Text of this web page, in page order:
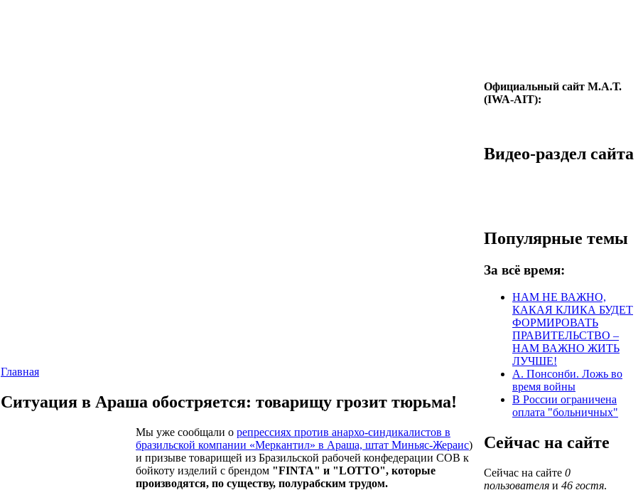
Главная
Ситуация в Араша обостряется: товарищу грозит тюрьма!
Мы уже сообщали о репрессиях против анархо-синдикалистов в
бразильской компании «Меркантил» в Араша, штат Миньяс-Жераис)
и призыве товарищей из Бразильской рабочей конфедерации СОВ к
бойкоту изделий с брендом "FINTA" и "LOTTO", которые
производятся, по существу, полурабским трудом.
Официальный сайт М.А.Т.
(IWA-AIT):
Видео-раздел сайта
Популярные темы
За всё время:
НАМ НЕ ВАЖНО,
КАКАЯ КЛИКА БУДЕТ
ФОРМИРОВАТЬ
ПРАВИТЕЛЬСТВО –
НАМ ВАЖНО ЖИТЬ
ЛУЧШЕ!
А. Понсонби. Ложь во
время войны
В России ограничена
оплата "больничных"
Сейчас на сайте
Сейчас на сайте 0
пользователя и 46 гостя.